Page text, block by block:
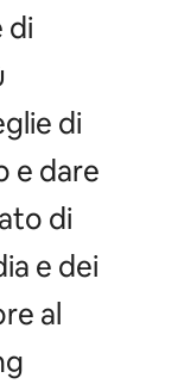
di
di
e dare
di
e dei
al